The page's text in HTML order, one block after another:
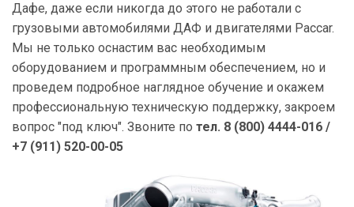
Дафе, даже если никогда до этого не работали с
грузовыми автомобилями ДАФ и двигателями Paccar.
Мы не только оснастим вас необходимым
оборудованием и программным обеспечением, но и
проведем подробное наглядное обучение и окажем
профессиональную техническую поддержку, закроем
вопрос "под ключ". Звоните по тел. 8 (800) 4444-016 /
+7 (911) 520-00-05